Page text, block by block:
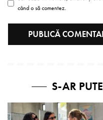
când o să comentez.
S-AR